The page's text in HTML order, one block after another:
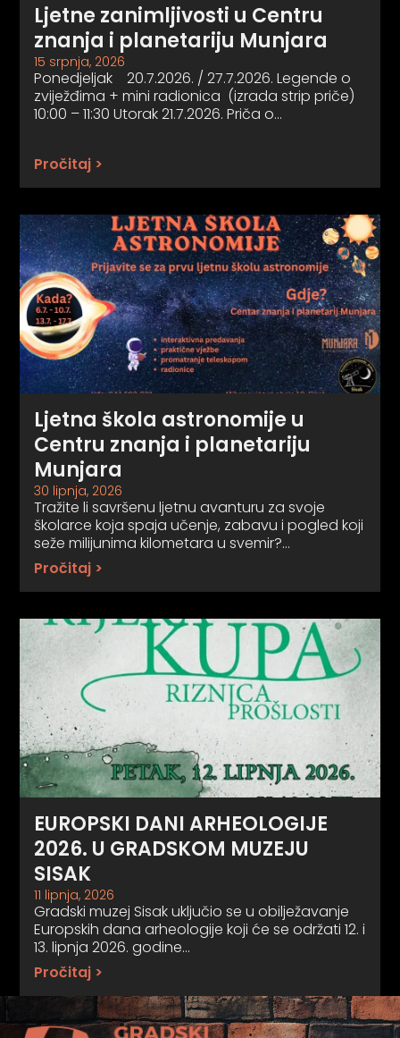
Ljetne zanimljivosti u Centru
znanja i planetariju Munjara
15 srpnja, 2026
Ponedjeljak 20.7.2026. / 27.7.2026. Legende o
zviježđima + mini radionica (izrada strip priče)
10:00 – 11:30 Utorak 21.7.2026. Priča o…
Pročitaj >
Ljetna škola astronomije u
Centru znanja i planetariju
Munjara
30 lipnja, 2026
Tražite li savršenu ljetnu avanturu za svoje
školarce koja spaja učenje, zabavu i pogled koji
seže milijunima kilometara u svemir?…
Pročitaj >
EUROPSKI DANI ARHEOLOGIJE
2026. U GRADSKOM MUZEJU
SISAK
11 lipnja, 2026
Gradski muzej Sisak uključio se u obilježavanje
Europskih dana arheologije koji će se održati 12. i
13. lipnja 2026. godine…
Pročitaj >